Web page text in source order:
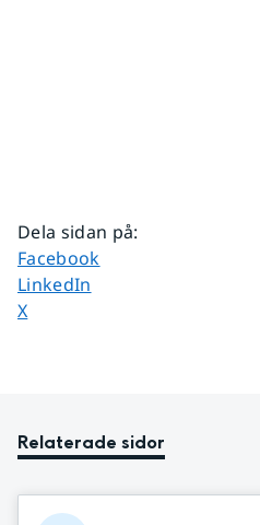
Dela sidan på:
Dela sidan på
Facebook
Dela sidan på
LinkedIn
Dela sidan på
X
Relaterade sidor